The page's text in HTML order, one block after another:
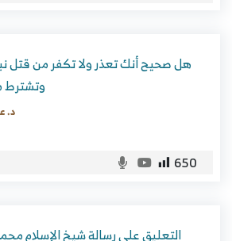
هل صحيح أنك تعذر ولا تكفر من قتل
وتشترط
د.
650
التعليق على رسالة شيخ الإسلام